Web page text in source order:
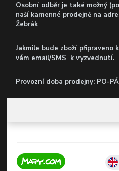
Osobní odběr je také možný
naší kamenné prodejně na
Žebrák
Jakmile bude zboží připraveno
vám email/SMS k vyzvednutí.
Provozní doba prodejny: PO-